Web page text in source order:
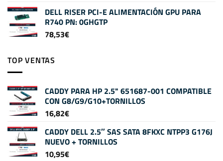
DELL RISER PCI-E ALIMENTACIÓN GPU PARA
R740 PN: 0GHGTP
78,53€
TOP VENTAS
CADDY PARA HP 2.5" 651687-001 COMPATIBLE
CON G8/G9/G10+TORNILLOS
16,82€
CADDY DELL 2.5″ SAS SATA 8FKXC NTPP3 G176J
NUEVO + TORNILLOS
10,95€